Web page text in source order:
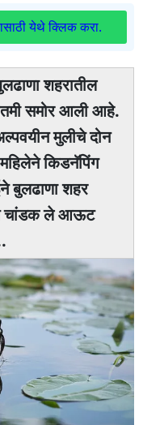
येथे क्लिक करा.
शहरातील
समोर आली आहे.
मुलीचे दोन
किडनॅपिंग
बुलढाणा शहर
चांडक ले आऊट